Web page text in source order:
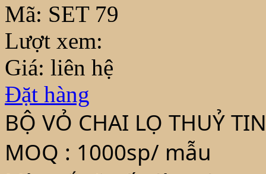
Mã: SET 79
Lượt xem:
Giá: liên hệ
Đặt hàng
BỘ VỎ CHAI LỌ THUỶ
MOQ : 1000sp/ mẫu